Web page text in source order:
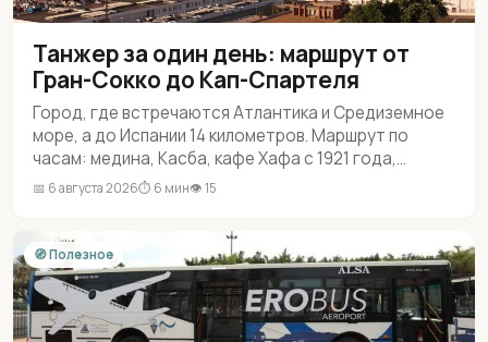
Танжер за один день: маршрут от
Гран-Сокко до Кап-Спартеля
Город, где встречаются Атлантика и Средиземное
море, а до Испании 14 километров. Маршрут по
часам: медина, Касба, кафе Хафа с 1921 года,
пещеры Геркулеса. Цены 2026 и как не перепутать
📅 6 августа 2026⏱ 6 мин👁 15
🧭 Полезное